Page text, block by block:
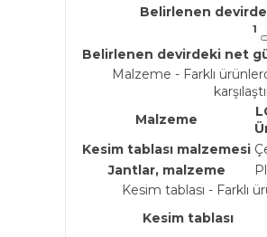
Belirlenen
1
Belirlenen devirdeki net
Malzeme - Farklı
Malzeme
Kesim tablası malzemesi
Jantlar, malzeme
Kesim tablası - Farklı
Kesim tablası